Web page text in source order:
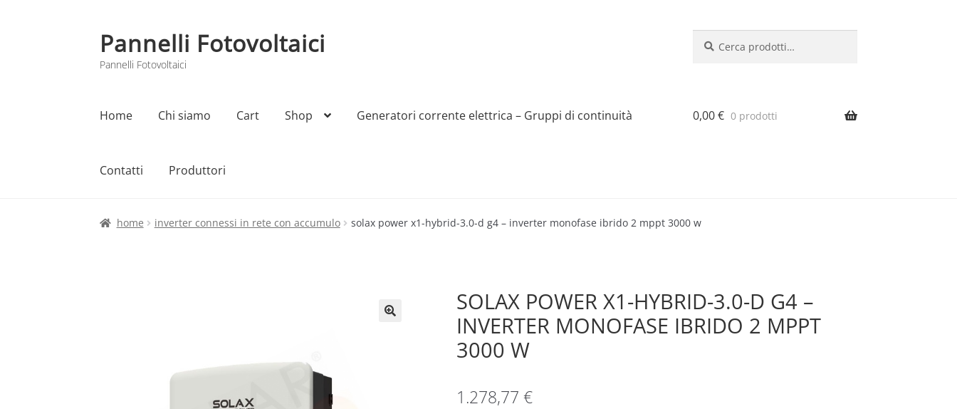
Vai
alla
navigazione
Vai
al
contenuto
Pannelli Fotovoltaici
Pannelli Fotovoltaici
Home Chi siamo Cart Shop Generatori corrente elettrica – Gruppi di continuità
Contatti Produttori
Home Cart Checkout Chi siamo My account Produttori Sample Page Shop
0,00€ 0 prodotti
home inverter connessi in rete con accumulo solax power x1-hybrid-3.0-d g4 – inverter monofase ibrido 2 mppt 3000 w
SOLAX POWER X1-HYBRID-3.0-D G4 –
INVERTER MONOFASE IBRIDO 2 MPPT
3000 W
1.278,77 €